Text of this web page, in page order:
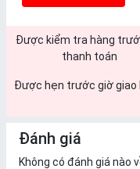
Được kiểm tra hàng
thanh toán
Được hẹn trước giờ giao
Đánh giá
Không có đánh giá nào